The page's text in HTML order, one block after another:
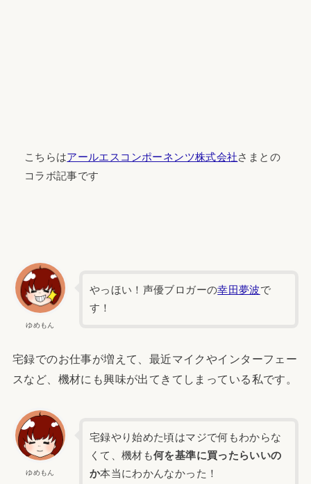
こちらはアールエスコンポーネンツ株式会社さまとの
コラボ記事です
ゆめもん
やっほい！声優ブロガーの幸田夢波で
す！
宅録でのお仕事が増えて、最近マイクやインターフェー
スなど、機材にも興味が出てきてしまっている私です。
ゆめもん
宅録やり始めた頃はマジで何もわからな
くて、機材も何を基準に買ったらいいの
か本当にわかんなかった！